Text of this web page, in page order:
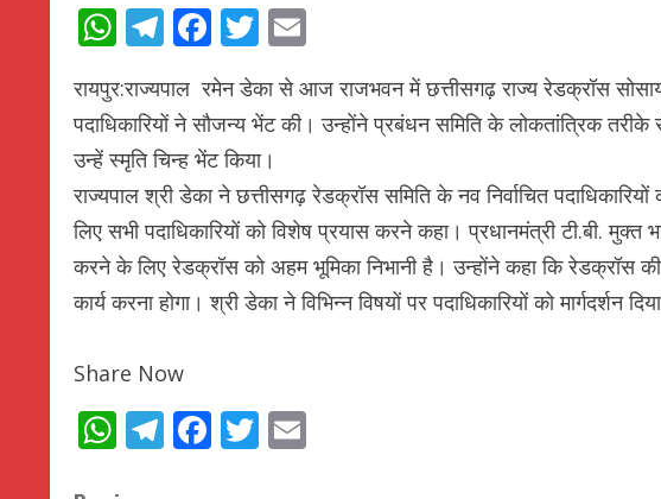
WhatsApp
Telegram
Facebook
Twitter
रायपुर:राज्यपाल रमेन डेका से आज राजभवन में छत्तीसगढ़ राज्य रेडक्रॉस
पदाधिकारियों ने सौजन्य भेंट की। उन्होंने प्रबंधन समिति के लोकतांत्रिक
उन्हें स्मृति चिन्ह भेंट किया।
राज्यपाल श्री डेका ने छत्तीसगढ़ रेडक्रॉस समिति के नव निर्वाचित
लिए सभी पदाधिकारियों को विशेष प्रयास करने कहा। प्रधानमंत्री टी.बी.
करने के लिए रेडक्रॉस को अहम भूमिका निभानी है। उन्होंने कहा कि रेडक्रॉस
कार्य करना होगा। श्री डेका ने विभिन्न विषयों पर पदाधिकारियों को मार्गदर्शन
Share Now
WhatsApp
Telegram
Facebook
Twitter